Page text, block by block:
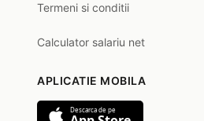
Termeni si conditii
Calculator salariu net
APLICATIE MOBILA
Descarca de pe